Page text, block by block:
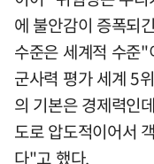
에 불안감이 증폭되
수준은 세계적 수준
군사력 평가 세계 5
의 기본은 경제력인
도로 압도적이어서
다"고 했다.